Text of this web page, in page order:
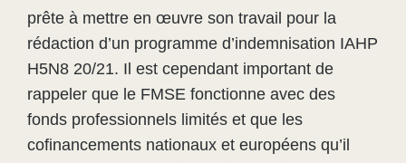
prête à mettre en œuvre son travail pour la
rédaction d’un programme d’indemnisation IAHP
H5N8 20/21. Il est cependant important de
rappeler que le FMSE fonctionne avec des
fonds professionnels limités et que les
cofinancements nationaux et européens qu’il